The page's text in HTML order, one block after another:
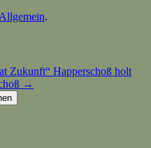
Allgemein.
Zukunft“ Happerschoß holt
→